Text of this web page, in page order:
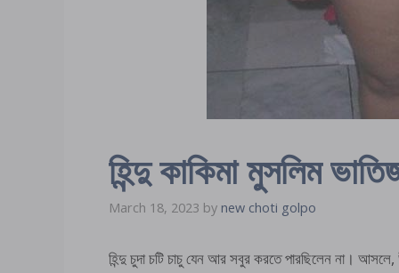
হিন্দু কাকিমা মুসলিম
March 18, 2023 by new choti golpo
হিন্দু চুদা চটি চাচু যেন আর সবুর করতে পারছিলেন না।